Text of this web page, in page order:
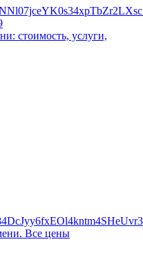
стоимость, услуги,
Все цены